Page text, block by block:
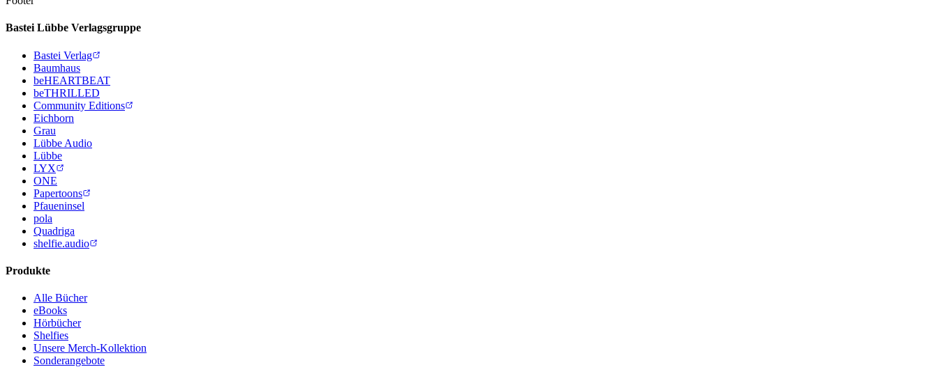
Bastei Lübbe Verlagsgruppe
Bastei Verlag
Baumhaus
beHEARTBEAT
beTHRILLED
Community Editions
Eichborn
Grau
Lübbe Audio
Lübbe
LYX
ONE
Papertoons
Pfaueninsel
pola
Quadriga
shelfie.audio
Produkte
Alle Bücher
eBooks
Hörbücher
Shelfies
Unsere Merch-Kollektion
Sonderangebote